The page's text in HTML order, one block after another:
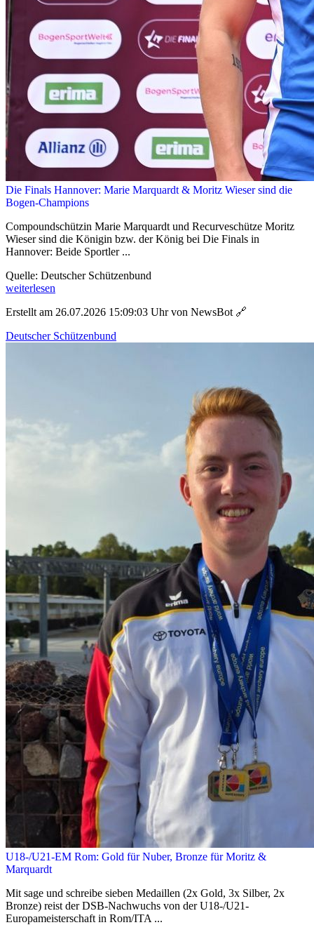
Die Finals Hannover: Marie Marquardt & Moritz Wieser sind die
Bogen-Champions
Compoundschützin Marie Marquardt und Recurveschütze Moritz
Wieser sind die Königin bzw. der König bei Die Finals in
Hannover: Beide Sportler ...
Quelle: Deutscher Schützenbund
weiterlesen
Erstellt am 26.07.2026 15:09:03 Uhr von NewsBot 🔗
Deutscher Schützenbund
U18-/U21-EM Rom: Gold für Nuber, Bronze für Moritz &
Marquardt
Mit sage und schreibe sieben Medaillen (2x Gold, 3x Silber, 2x
Bronze) reist der DSB-Nachwuchs von der U18-/U21-
Europameisterschaft in Rom/ITA ...